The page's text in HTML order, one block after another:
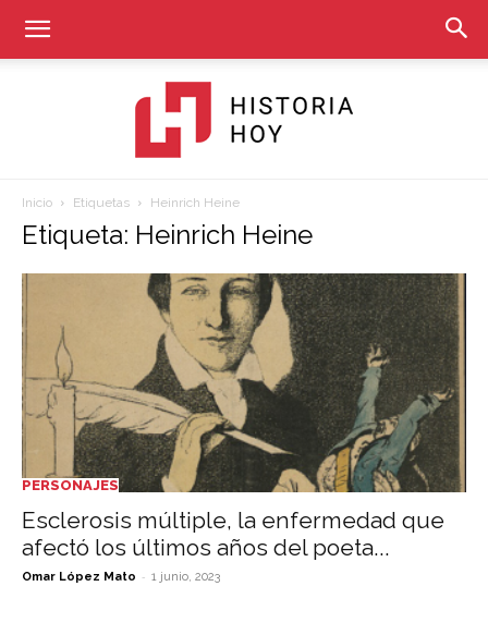
Hoy
Inicio Etiquetas Heinrich Heine
Etiqueta: Heinrich Heine
PERSONAJES
Esclerosis múltiple, la enfermedad que
afectó los últimos años del poeta...
Omar López Mato - 1 junio, 2023